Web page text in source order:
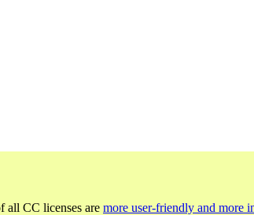
all CC licenses are more user-friendly and more